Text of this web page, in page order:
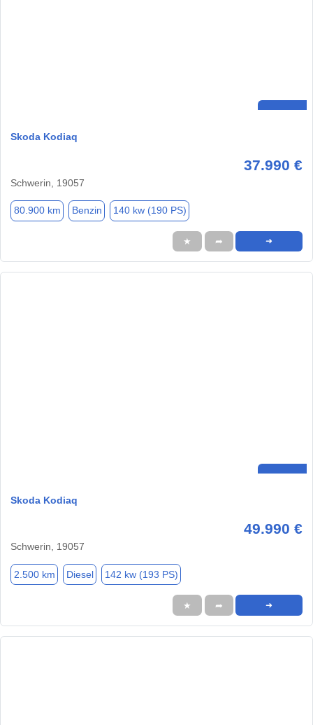
Skoda Kodiaq
37.990 €
Schwerin, 19057
80.900 km Benzin 140 kw (190 PS)
★ ➦ ➜
Skoda Kodiaq
49.990 €
Schwerin, 19057
2.500 km Diesel 142 kw (193 PS)
★ ➦ ➜